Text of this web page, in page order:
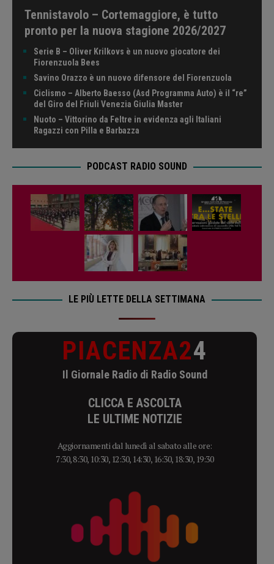
Tennistavolo – Cortemaggiore, è tutto
pronto per la nuova stagione 2026/2027
Serie B – Oliver Krilkovs è un nuovo giocatore dei
Fiorenzuola Bees
Savino Orazzo è un nuovo difensore del Fiorenzuola
Ciclismo – Alberto Baesso (Asd Programma Auto) è il “re”
del Giro del Friuli Venezia Giulia Master
Nuoto – Vittorino da Feltre in evidenza agli Italiani
Ragazzi con Pilla e Barbazza
PODCAST RADIO SOUND
LE PIÙ LETTE DELLA SETTIMANA
PIACENZA24
Il Giornale Radio di Radio Sound
CLICCA E ASCOLTA
LE ULTIME NOTIZIE
Aggiornamenti dal lunedì al sabato alle ore:
7:30, 8:30, 10:30, 12:30, 14:30, 16:30, 18:30, 19:30